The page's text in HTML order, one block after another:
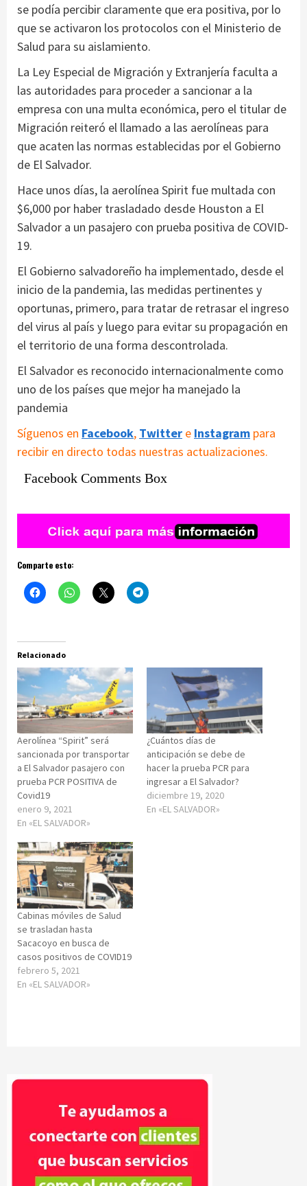
se podía percibir claramente que era positiva, por lo
que se activaron los protocolos con el Ministerio de
Salud para su aislamiento.
La Ley Especial de Migración y Extranjería faculta a
las autoridades para proceder a sancionar a la
empresa con una multa económica, pero el titular de
Migración reiteró el llamado a las aerolíneas para
que acaten las normas establecidas por el Gobierno
de El Salvador.
Hace unos días, la aerolínea Spirit fue multada con
$6,000 por haber trasladado desde Houston a El
Salvador a un pasajero con prueba positiva de COVID-
19.
El Gobierno salvadoreño ha implementado, desde el
inicio de la pandemia, las medidas pertinentes y
oportunas, primero, para tratar de retrasar el ingreso
del virus al país y luego para evitar su propagación en
el territorio de una forma descontrolada.
El Salvador es reconocido internacionalmente como
uno de los países que mejor ha manejado la
pandemia
Síguenos en Facebook, Twitter e Instagram para
recibir en directo todas nuestras actualizaciones.
Facebook Comments Box
Comparte esto:
Relacionado
Aerolínea “Spirit” será
sancionada por transportar
a El Salvador pasajero con
prueba PCR POSITIVA de
Covid19
enero 9, 2021
En «EL SALVADOR»
¿Cuántos días de
anticipación se debe de
hacer la prueba PCR para
ingresar a El Salvador?
diciembre 19, 2020
En «EL SALVADOR»
Cabinas móviles de Salud
se trasladan hasta
Sacacoyo en busca de
casos positivos de COVID19
febrero 5, 2021
En «EL SALVADOR»